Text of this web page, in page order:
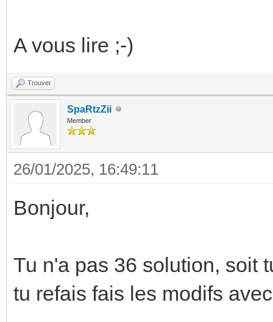
A vous lire ;-)
Trouver
SpaRtzZii
Member
26/01/2025, 16:49:11
Bonjour,
Tu n'a pas 36 solution, soit
tu refais fais les modifs